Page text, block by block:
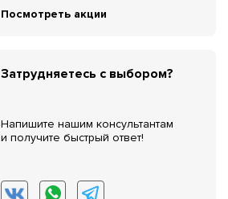
Посмотреть акции
Затрудняетесь с выбором?
Напишите нашим консультантам
и получите быстрый ответ!